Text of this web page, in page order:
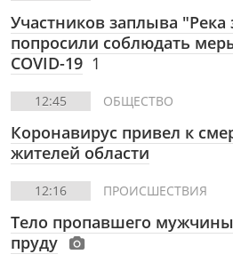
Участников заплыва "Река
попросили соблюдать
COVID-19 1
12:45 ОБЩЕСТВО
Коронавирус привел к
жителей области
12:16 ПРОИСШЕСТВИЯ
Тело пропавшего
пруду